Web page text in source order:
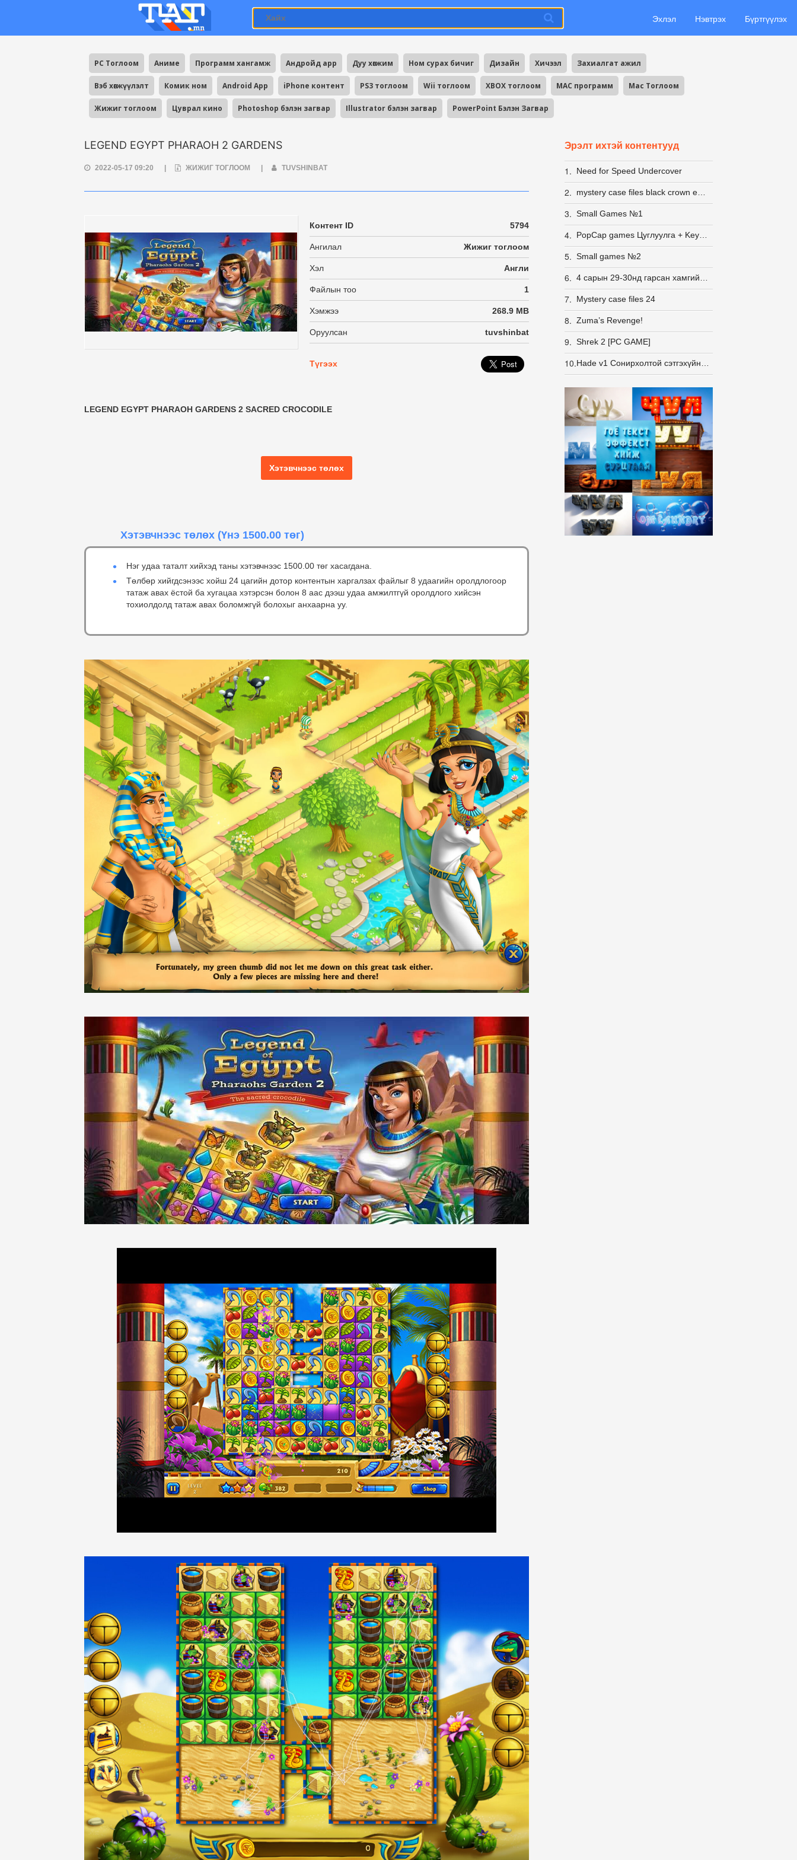
Эхлэл Нэвтрэх Бүртгүүлэх
PC Тоглоом Аниме Программ хангамж Андройд app Дуу хөгжим Ном сурах бичиг Дизайн Хичээл Захиалгат ажил
Вэб хөгжүүлэлт Комик ном Android App iPhone контент PS3 тоглоом Wii тоглоом XBOX тоглоом MAC программ Mac Тоглоом
Жижиг тоглоом Цуврал кино Photoshop бэлэн загвар Illustrator бэлэн загвар PowerPoint Бэлэн Загвар
LEGEND EGYPT PHARAOH 2 GARDENS
2022-05-17 09:20 ЖИЖИГ ТОГЛООМ TUVSHINBAT
Контент ID 5794
Ангилал Жижиг тоглоом
Хэл Англи
Файлын тоо 1
Хэмжээ 268.9 MB
Оруулсан tuvshinbat
Түгээх
LEGEND EGYPT PHARAOH GARDENS 2 SACRED CROCODILE
Хэтэвчнээс төлөх
Хэтэвчнээс төлөх (Үнэ 1500.00 төг)
Нэг удаа таталт хийхэд таны хэтэвчнээс 1500.00 төг хасагдана.
Төлбөр хийгдсэнээс хойш 24 цагийн дотор контентын харгалзах файлыг 8 удаагийн оролдлогоор
татаж авах ёстой ба хугацаа хэтэрсэн болон 8 аас дээш удаа амжилтгүй оролдлого хийсэн
тохиолдолд татаж авах боломжгүй болохыг анхаарна уу.
Эрэлт ихтэй контентууд
1. Need for Speed Undercover
2.
3. Small Games №1
4.
5. Small games №2
6.
7. Mystery case files 24
8. Zuma’s Revenge!
9. Shrek 2 [PC GAME]
10.